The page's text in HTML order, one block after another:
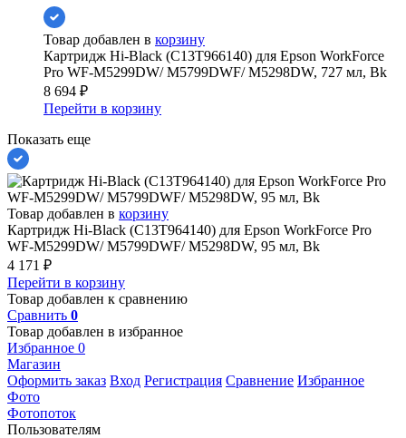
Товар добавлен в корзину
Картридж Hi-Black (C13T966140) для Epson WorkForce
Pro WF-M5299DW/ M5799DWF/ M5298DW, 727 мл, Bk
8 694 ₽
Перейти в корзину
Показать еще
Товар добавлен в корзину
Картридж Hi-Black (C13T964140) для Epson WorkForce Pro
WF-M5299DW/ M5799DWF/ M5298DW, 95 мл, Bk
4 171 ₽
Перейти в корзину
Товар добавлен к сравнению
Сравнить 0
Товар добавлен в избранное
Избранное 0
Магазин
Оформить заказ Вход Регистрация Сравнение Избранное
Фото
Фотопоток
Пользователям